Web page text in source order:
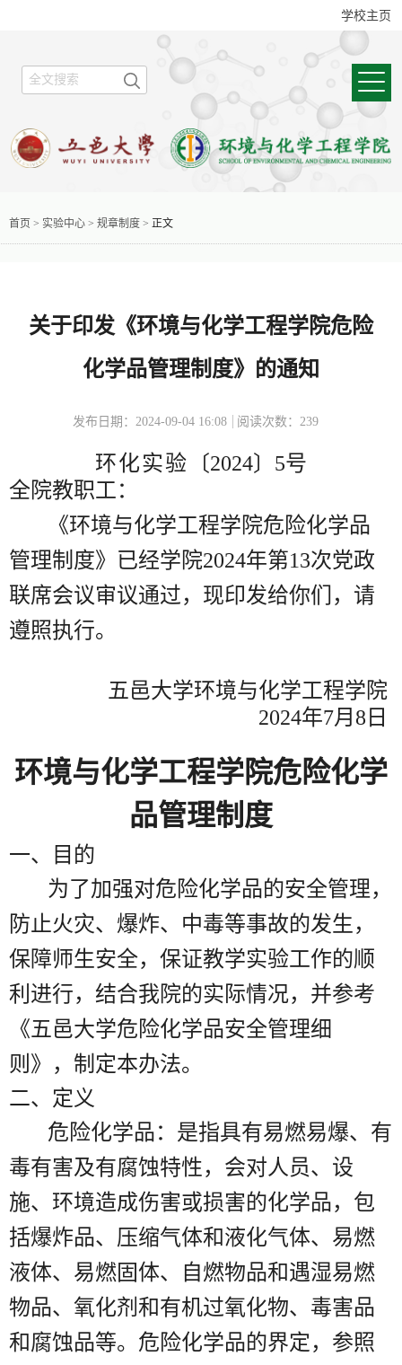
学校主页
首页 > 实验中心 > 规章制度 > 正文
关于印发《环境与化学工程学院危险
化学品管理制度》的通知
发布日期：2024-09-04 16:08 阅读次数： 239
环化实验 〔2024〕5号
全院教职工：
《环境与化学工程学院危险化学品
管理制度》已经学院2024年第13次党政
联席会议审议通过，现印发给你们，请
遵照执行。
五邑大学环境与化学工程学院
2024年7月8日
环境与化学工程学院危险化学
品管理制度
一、目的
为了加强对危险化学品的安全管理，
防止火灾、爆炸、中毒等事故的发生，
保障师生安全，保证教学实验工作的顺
利进行，结合我院的实际情况，并参考
《五邑大学危险化学品安全管理细
则》，制定本办法。
二、定义
危险化学品：是指具有易燃易爆、有
毒有害及有腐蚀特性，会对人员、设
施、环境造成伤害或损害的化学品，包
括爆炸品、压缩气体和液化气体、易燃
液体、易燃固体、自燃物品和遇湿易燃
物品、氧化剂和有机过氧化物、毒害品
和腐蚀品等。危险化学品的界定，参照